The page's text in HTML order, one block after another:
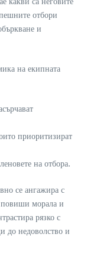
отбори
и
на екипната
приоритизират
на отбора.
се ангажира с
повиши морала и
рязко с
до недоволство и